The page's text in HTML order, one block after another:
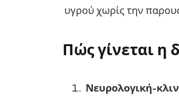
υγρού χωρίς την
Πώς γίνεται η
Νευρολογική-